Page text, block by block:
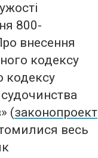
800-
внесення
кодексу
кодексу
(законопроект
весь